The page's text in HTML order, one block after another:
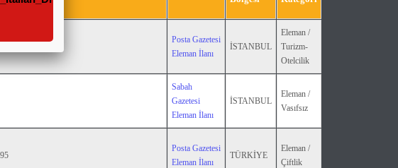
Posta Gazetesi
Eleman İlanı
İSTANBUL
Eleman /
Turizm-
Otelcilik
Sabah
Gazetesi
Eleman İlanı
İSTANBUL
Eleman /
Vasıfsız
Posta Gazetesi
Eleman İlanı
TÜRKİYE
Eleman /
Çiftlik